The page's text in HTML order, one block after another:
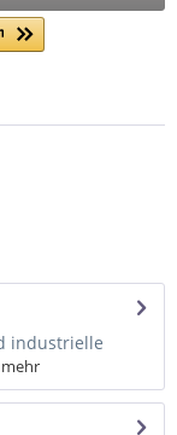
industrielle
mehr